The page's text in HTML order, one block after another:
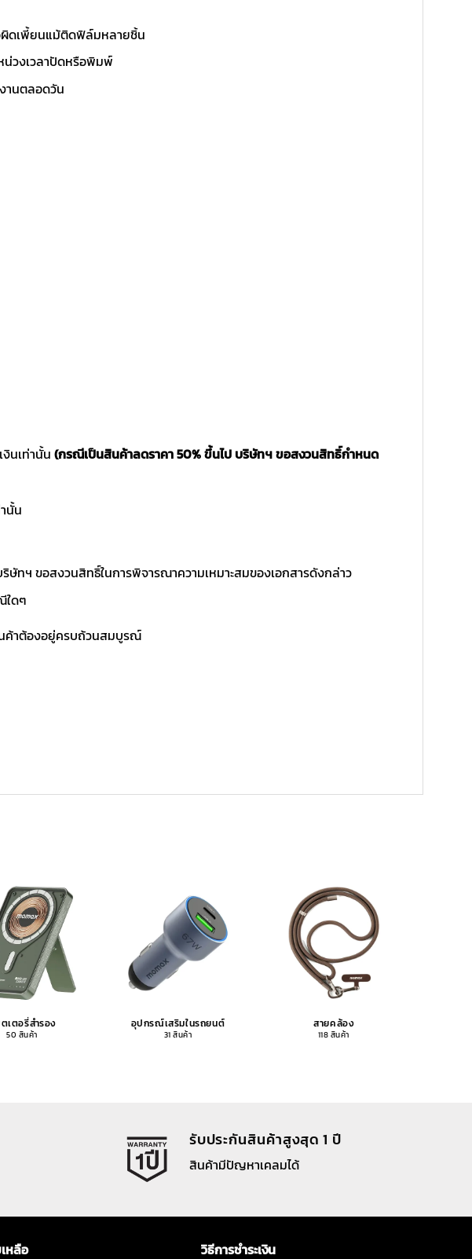
ผิดเพี้ยนแม้ติดฟิล์มหลายชิ้น
น่วงเวลาปัดหรือพิมพ์
านตลอดวัน
นเท่านั้น (กรณีเป็นสินค้าลดราคา 50% ขึ้นไป บริษัทฯ ขอสงวนสิทธิ์กำหนด
นั้น
ทฯ ขอสงวนสิทธิ์ในการพิจารณาความเหมาะสมของเอกสารดังกล่าว
ใดๆ
ค้าต้องอยู่ครบถ้วนสมบูรณ์
เตอรี่สำรอง
50 สินค้า
อุปกรณ์เสริมในรถยนต์
31 สินค้า
สายคล้อง
118 สินค้า
รับประกันสินค้าสูงสุด 1 ปี
สินค้ามีปัญหาเคลมได้
หลือ วิธีการชำระเงิน